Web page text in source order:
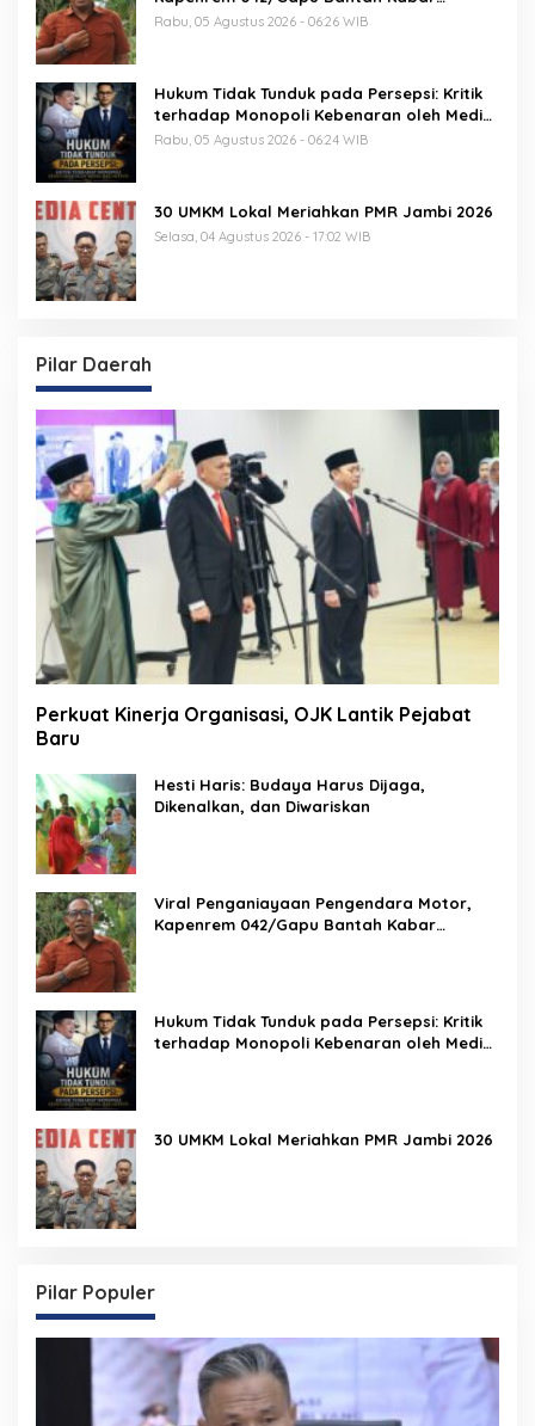
Keterlibatan TNI
Rabu, 05 Agustus 2026 - 06:26 WIB
Hukum Tidak Tunduk pada Persepsi: Kritik
terhadap Monopoli Kebenaran oleh Media
dan Aktivis
Rabu, 05 Agustus 2026 - 06:24 WIB
30 UMKM Lokal Meriahkan PMR Jambi 2026
Selasa, 04 Agustus 2026 - 17:02 WIB
Pilar Daerah
Perkuat Kinerja Organisasi, OJK Lantik Pejabat
Baru
Hesti Haris: Budaya Harus Dijaga,
Dikenalkan, dan Diwariskan
Viral Penganiayaan Pengendara Motor,
Kapenrem 042/Gapu Bantah Kabar
Hukum Tidak Tunduk pada Persepsi: Kritik
terhadap Monopoli Kebenaran oleh Media
30 UMKM Lokal Meriahkan PMR Jambi 2026
Pilar Populer